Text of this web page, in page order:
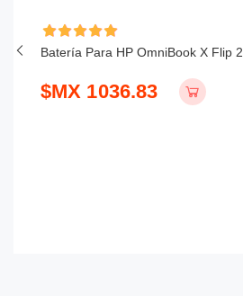
Batería Para HP OmniBook X Flip
$MX 1036.83